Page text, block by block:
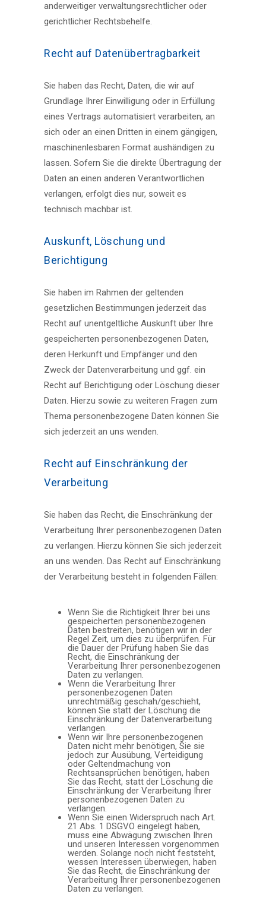
anderweitiger verwaltungsrechtlicher oder
gerichtlicher Rechtsbehelfe.
Recht auf Daten­übertrag­barkeit
Sie haben das Recht, Daten, die wir auf
Grundlage Ihrer Einwilligung oder in Erfüllung
eines Vertrags automatisiert verarbeiten, an
sich oder an einen Dritten in einem gängigen,
maschinenlesbaren Format aushändigen zu
lassen. Sofern Sie die direkte Übertragung der
Daten an einen anderen Verantwortlichen
verlangen, erfolgt dies nur, soweit es
technisch machbar ist.
Auskunft, Löschung und
Berichtigung
Sie haben im Rahmen der geltenden
gesetzlichen Bestimmungen jederzeit das
Recht auf unentgeltliche Auskunft über Ihre
gespeicherten personenbezogenen Daten,
deren Herkunft und Empfänger und den
Zweck der Datenverarbeitung und ggf. ein
Recht auf Berichtigung oder Löschung dieser
Daten. Hierzu sowie zu weiteren Fragen zum
Thema personenbezogene Daten können Sie
sich jederzeit an uns wenden.
Recht auf Einschränkung der
Verarbeitung
Sie haben das Recht, die Einschränkung der
Verarbeitung Ihrer personenbezogenen Daten
zu verlangen. Hierzu können Sie sich jederzeit
an uns wenden. Das Recht auf Einschränkung
der Verarbeitung besteht in folgenden Fällen:
Wenn Sie die Richtigkeit Ihrer bei uns
gespeicherten personenbezogenen
Daten bestreiten, benötigen wir in der
Regel Zeit, um dies zu überprüfen. Für
die Dauer der Prüfung haben Sie das
Recht, die Einschränkung der
Verarbeitung Ihrer personenbezogenen
Daten zu verlangen.
Wenn die Verarbeitung Ihrer
personenbezogenen Daten
unrechtmäßig geschah/geschieht,
können Sie statt der Löschung die
Einschränkung der Datenverarbeitung
verlangen.
Wenn wir Ihre personenbezogenen
Daten nicht mehr benötigen, Sie sie
jedoch zur Ausübung, Verteidigung
oder Geltendmachung von
Rechtsansprüchen benötigen, haben
Sie das Recht, statt der Löschung die
Einschränkung der Verarbeitung Ihrer
personenbezogenen Daten zu
verlangen.
Wenn Sie einen Widerspruch nach Art.
21 Abs. 1 DSGVO eingelegt haben,
muss eine Abwägung zwischen Ihren
und unseren Interessen vorgenommen
werden. Solange noch nicht feststeht,
wessen Interessen überwiegen, haben
Sie das Recht, die Einschränkung der
Verarbeitung Ihrer personenbezogenen
Daten zu verlangen.